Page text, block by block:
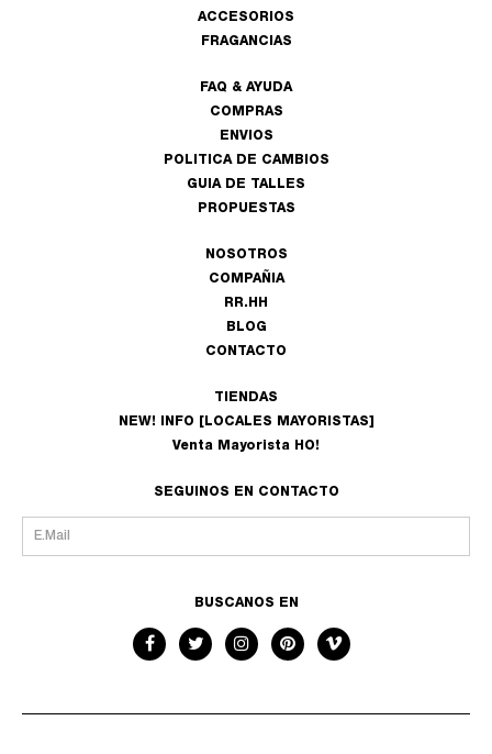
ACCESORIOS
FRAGANCIAS
FAQ & AYUDA
COMPRAS
ENVIOS
POLITICA DE CAMBIOS
GUIA DE TALLES
PROPUESTAS
NOSOTROS
COMPAÑIA
RR.HH
BLOG
CONTACTO
TIENDAS
NEW! INFO [LOCALES MAYORISTAS]
Venta Mayorista HO!
SEGUINOS EN CONTACTO
BUSCANOS EN